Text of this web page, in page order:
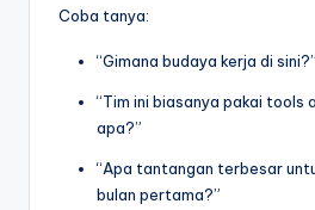
Coba tanya:
“Gimana budaya kerja di sini?”
“Tim ini biasanya pakai
apa?”
“Apa tantangan terbesar
bulan pertama?”